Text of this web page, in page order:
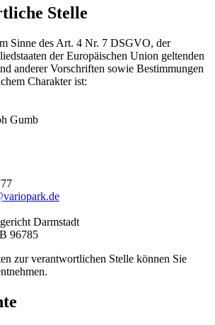
Stelle
Sinne des Art. 4 Nr. 7 DSGVO, der
der Europäischen Union geltenden
anderer Vorschriften sowie Bestimmungen
Charakter ist:
Gumb
Darmstadt
96785
zur verantwortlichen Stelle können Sie